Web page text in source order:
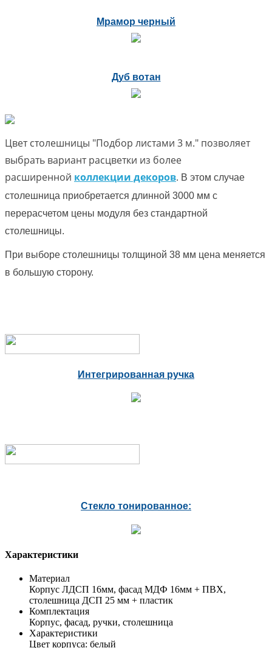
Мрамор черный
Дуб вотан
Цвет столешницы "Подбор листами 3 м." позволяет
выбрать вариант расцветки из более
расширенной коллекции декоров. В этом случае
столешница приобретается длинной 3000 мм с
перерасчетом цены модуля без стандартной
столешницы.
При выборе столешницы толщиной 38 мм цена меняется
в большую сторону.
Интегрированная ручка
Стекло тонированное:
Характеристики
Материал
Корпус ЛДСП 16мм, фасад МДФ 16мм + ПВХ,
столешница ДСП 25 мм + пластик
Комплектация
Корпус, фасад, ручки, столешница
Характеристики
Цвет корпуса: белый